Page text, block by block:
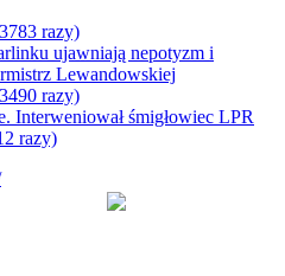
razy)
ujawniają nepotyzm i
Lewandowskiej
razy)
Interweniował śmigłowiec LPR
razy)